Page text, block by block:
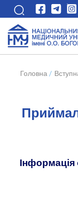
Головна /